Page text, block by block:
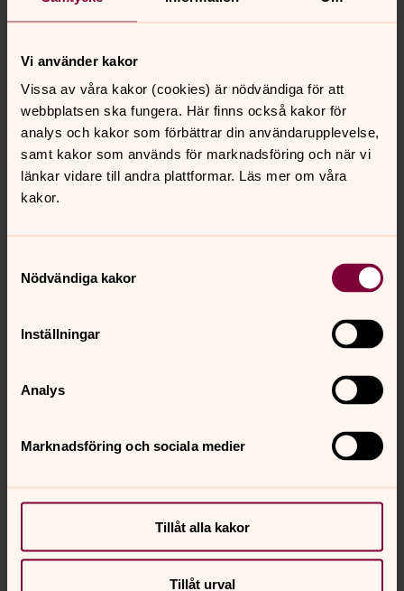
Vi använder kakor
Vissa av våra kakor (cookies) är nödvändiga för att
webbplatsen ska fungera. Här finns också kakor för
analys och kakor som förbättrar din användarupplevelse,
samt kakor som används för marknadsföring och när vi
länkar vidare till andra plattformar. Läs mer om våra
kakor.
Nödvändiga kakor
Inställningar
Analys
Marknadsföring och sociala medier
Tillåt alla kakor
Tillåt urval
Sommarkonfa
Vägen- att växa i tro
Funkiskonfa
Synpunkter eller frågor på sidans
innehåll?
sodertalje.pastorat@svenskakyrkan.se
Dela